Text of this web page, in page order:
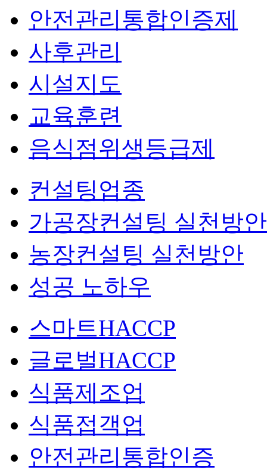
안전관리통합인증제
사후관리
시설지도
교육훈련
음식점위생등급제
컨설팅업종
가공장컨설팅 실천방안
농장컨설팅 실천방안
성공 노하우
스마트HACCP
글로벌HACCP
식품제조업
식품접객업
안전관리통합인증